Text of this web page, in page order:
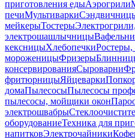
приготовления едыАэрогрили
печиМультиварки
мейкерыТостерыЭлектрогрили,
электрошашлычницы
кексницыХлебопечки
мороженицыФризеры
консервированияСыроварни
фритюрницыЯйцеварки
домаПылесосыПылесосы
пылесосы, мойщики окон
электрошвабры
оборудованиеТехника для
напитковЭлектрочайники